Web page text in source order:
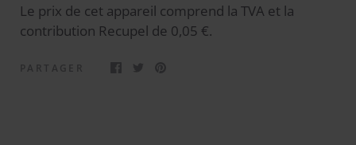
Le prix de cet appareil comprend la TVA et la
contribution Recupel de 0,05 €.
PARTAGER